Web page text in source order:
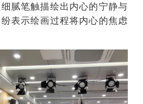
腻笔触描绘出内心的宁静与
表示绘画过程将内心的焦虑